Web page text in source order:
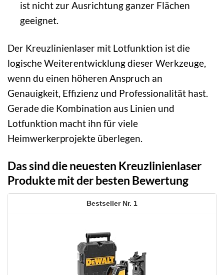
ist nicht zur Ausrichtung ganzer Flächen
geeignet.
Der Kreuzlinienlaser mit Lotfunktion ist die
logische Weiterentwicklung dieser Werkzeuge,
wenn du einen höheren Anspruch an
Genauigkeit, Effizienz und Professionalität hast.
Gerade die Kombination aus Linien und
Lotfunktion macht ihn für viele
Heimwerkerprojekte überlegen.
Das sind die neuesten Kreuzlinienlaser
Produkte mit der besten Bewertung
1